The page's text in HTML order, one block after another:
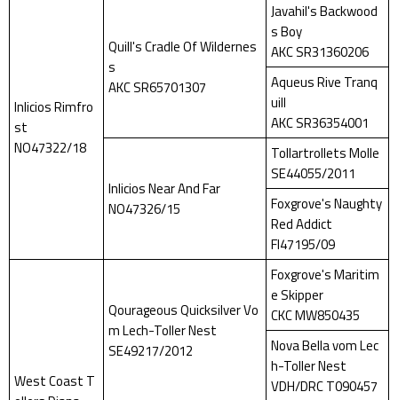
Inlicios Rimfro
st
NO47322/18
Quill's Cradle Of Wildernes
s
AKC SR65701307
Javahil's Backwood
s Boy
AKC SR31360206
Aqueus Rive Tranq
uill
AKC SR36354001
Inlicios Near And Far
NO47326/15
Tollartrollets Molle
SE44055/2011
Foxgrove's Naughty
Red Addict
FI47195/09
West Coast T
Qourageous Quicksilver Vo
m Lech-Toller Nest
SE49217/2012
Foxgrove's Maritim
e Skipper
CKC MW850435
Nova Bella vom Lec
h-Toller Nest
VDH/DRC T090457